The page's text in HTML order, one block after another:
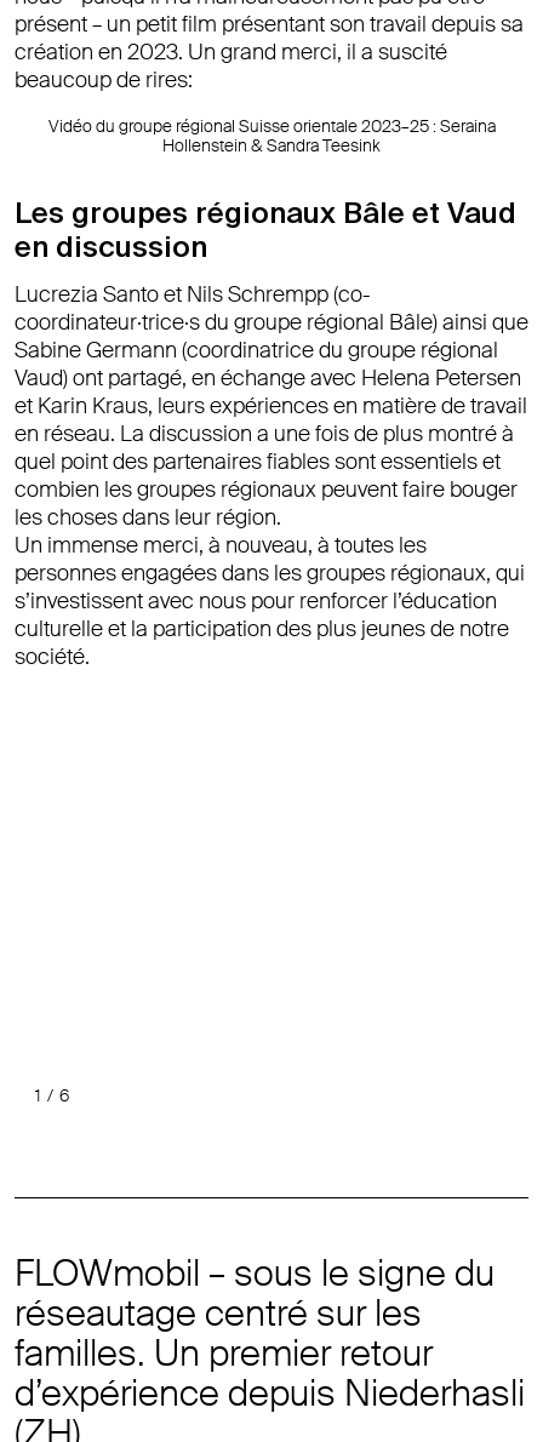
présent – un petit film présentant son travail depuis sa
création en 2023. Un grand merci, il a suscité
beaucoup de rires:
Vidéo du groupe régional Suisse orientale 2023–25 : Seraina
Hollenstein & Sandra Teesink
Les groupes régionaux Bâle et Vaud
en discussion
Lucrezia Santo et Nils Schrempp (co-
coordinateur·trice·s du groupe régional Bâle) ainsi que
Sabine Germann (coordinatrice du groupe régional
Vaud) ont partagé, en échange avec Helena Petersen
et Karin Kraus, leurs expériences en matière de travail
en réseau. La discussion a une fois de plus montré à
quel point des partenaires fiables sont essentiels et
combien les groupes régionaux peuvent faire bouger
les choses dans leur région.
Un immense merci, à nouveau, à toutes les
personnes engagées dans les groupes régionaux, qui
s’investissent avec nous pour renforcer l’éducation
culturelle et la participation des plus jeunes de notre
société.
1 / 6
FLOWmobil – sous le signe du
réseautage centré sur les
familles. Un premier retour
d’expérience depuis Niederhasli